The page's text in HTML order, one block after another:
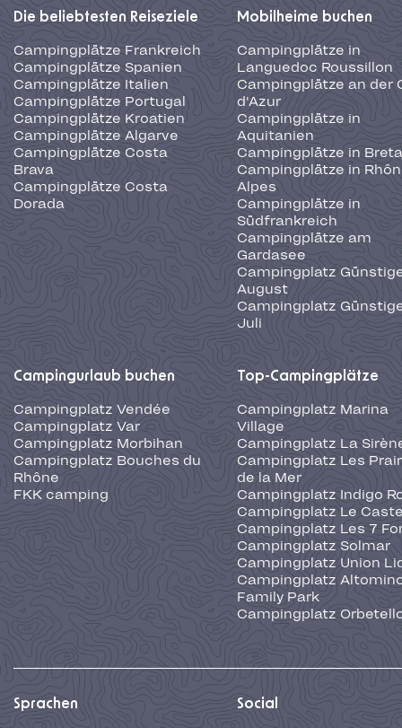
Die beliebtesten Reiseziele
Campingplätze Frankreich
Campingplätze Spanien
Campingplätze Italien
Campingplätze Portugal
Campingplätze Kroatien
Campingplätze Algarve
Campingplätze Costa
Brava
Campingplätze Costa
Dorada
Mobilheime buchen
Campingplätze in
Languedoc Roussillon
Campingplätze an der
d'Azur
Campingplätze in
Aquitanien
Campingplätze in
Campingplätze in
Alpes
Campingplätze in
Südfrankreich
Campingplätze am
Gardasee
Campingplatz
August
Campingplatz
Juli
Campingurlaub buchen
Campingplatz Vendée
Campingplatz Var
Campingplatz Morbihan
Campingplatz Bouches du
Rhône
FKK camping
Top-Campingplätze
Campingplatz Marina
Village
Campingplatz La
Campingplatz Les
de la Mer
Campingplatz Indigo
Campingplatz Le
Campingplatz Les 7
Campingplatz Solmar
Campingplatz Union
Campingplatz
Family Park
Campingplatz
Sprachen Social